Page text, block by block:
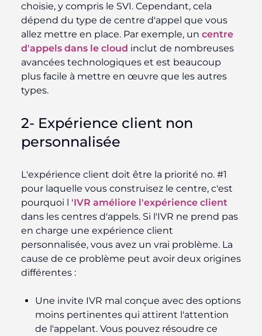
choisie, y compris le SVI. Cependant, cela
dépend du type de centre d'appel que vous
allez mettre en place. Par exemple, un centre
d'appels dans le cloud inclut de nombreuses
avancées technologiques et est beaucoup
plus facile à mettre en œuvre que les autres
types.
2- Expérience client non
personnalisée
L'expérience client doit être la priorité no. #1
pour laquelle vous construisez le centre, c'est
pourquoi l 'IVR améliore l'expérience client
dans les centres d'appels. Si l'IVR ne prend pas
en charge une expérience client
personnalisée, vous avez un vrai problème. La
cause de ce problème peut avoir deux origines
différentes :
Une invite IVR mal conçue avec des options
moins pertinentes qui attirent l'attention
de l'appelant. Vous pouvez résoudre ce